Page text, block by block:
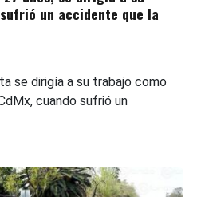
un accidente que la
se dirigía a su trabajo como
cuando sufrió un